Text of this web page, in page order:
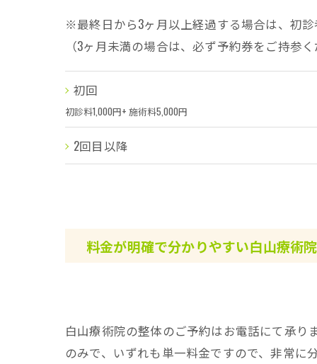
※最終日から3ヶ月以上経過する場合は、初
（3ヶ月未満の場合は、必ず予約券をご持参
初回
初診料1,000円+ 施術料5,000円
2回目以降
料金が明確で分かりやすい白山療術院
白山療術院の整体のご予約はお電話にて承り
のみで、いずれも単一料金ですので、非常に